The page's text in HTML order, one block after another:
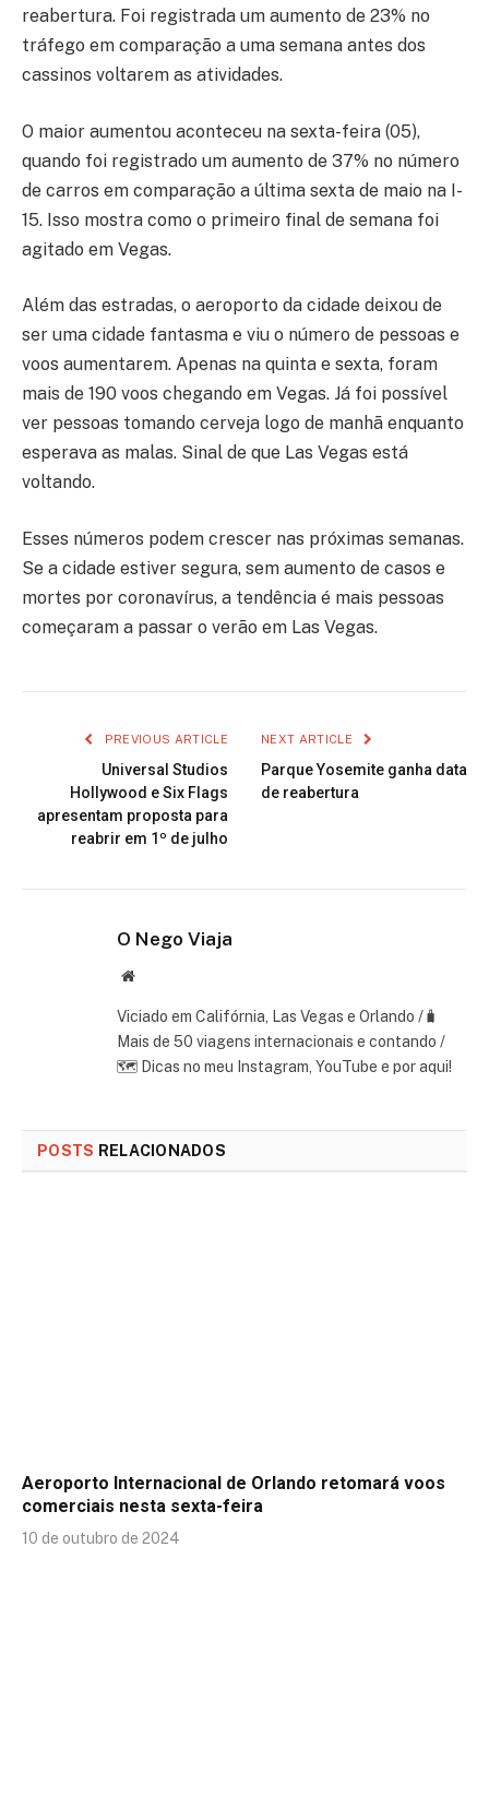
reabertura. Foi registrada um aumento de 23% no
tráfego em comparação a uma semana antes dos
cassinos voltarem as atividades.
O maior aumentou aconteceu na sexta-feira (05),
quando foi registrado um aumento de 37% no número
de carros em comparação a última sexta de maio na I-
15. Isso mostra como o primeiro final de semana foi
agitado em Vegas.
Além das estradas, o aeroporto da cidade deixou de
ser uma cidade fantasma e viu o número de pessoas e
voos aumentarem. Apenas na quinta e sexta, foram
mais de 190 voos chegando em Vegas. Já foi possível
ver pessoas tomando cerveja logo de manhã enquanto
esperava as malas. Sinal de que Las Vegas está
voltando.
Esses números podem crescer nas próximas semanas.
Se a cidade estiver segura, sem aumento de casos e
mortes por coronavírus, a tendência é mais pessoas
começaram a passar o verão em Las Vegas.
PREVIOUS ARTICLE
Universal Studios
Hollywood e Six Flags
apresentam proposta para
reabrir em 1º de julho
NEXT ARTICLE
Parque Yosemite ganha data
de reabertura
O Nego Viaja
Website
Viciado em Califórnia, Las Vegas e Orlando /🧳
Mais de 50 viagens internacionais e contando /
🗺 Dicas no meu Instagram, YouTube e por aqui!
POSTS RELACIONADOS
Aeroporto Internacional de Orlando retomará voos
comerciais nesta sexta-feira
10 de outubro de 2024